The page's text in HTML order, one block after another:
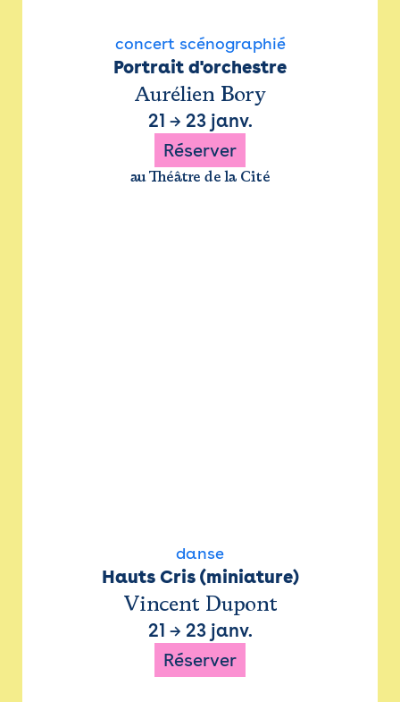
concert scénographié
Portrait d'orchestre
Aurélien Bory
21 → 23 janv.
Réserver
au Théâtre de la Cité
danse
Hauts Cris (miniature)
Vincent Dupont
21 → 23 janv.
Réserver